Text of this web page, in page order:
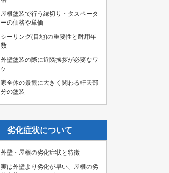
屋根塗装で行う縁切り・タスペータ
ーの価格や単価
シーリング(目地)の重要性と耐用年
数
外壁塗装の際に近隣挨拶が必要なワ
ケ
家全体の景観に大きく関わる軒天部
分の塗装
劣化症状について
外壁・屋根の劣化症状と特徴
実は外壁より劣化が早い、屋根の劣